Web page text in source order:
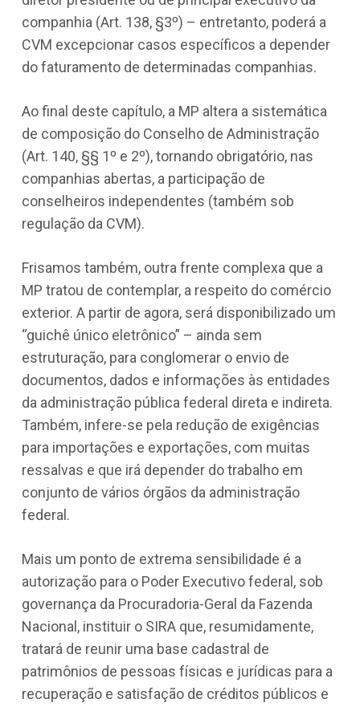
companhia (Art. 138, §3º) – entretanto, poderá a
CVM excepcionar casos específicos a depender
do faturamento de determinadas companhias.
Ao final deste capítulo, a MP altera a sistemática
de composição do Conselho de Administração
(Art. 140, §§ 1º e 2º), tornando obrigatório, nas
companhias abertas, a participação de
conselheiros independentes (também sob
regulação da CVM).
Frisamos também, outra frente complexa que a
MP tratou de contemplar, a respeito do comércio
exterior. A partir de agora, será disponibilizado um
“guichê único eletrônico” – ainda sem
estruturação, para conglomerar o envio de
documentos, dados e informações às entidades
da administração pública federal direta e indireta.
Também, infere-se pela redução de exigências
para importações e exportações, com muitas
ressalvas e que irá depender do trabalho em
conjunto de vários órgãos da administração
federal.
Mais um ponto de extrema sensibilidade é a
autorização para o Poder Executivo federal, sob
governança da Procuradoria-Geral da Fazenda
Nacional, instituir o SIRA que, resumidamente,
tratará de reunir uma base cadastral de
patrimônios de pessoas físicas e jurídicas para a
recuperação e satisfação de créditos públicos e